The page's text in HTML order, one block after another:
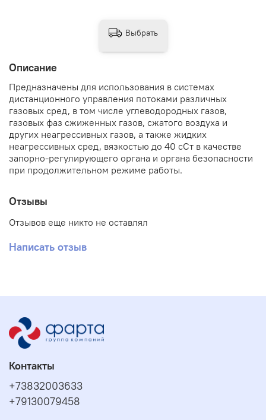
Описание
Предназначены для использования в системах
дистанционного управления потоками различных
газовых сред, в том числе углеводородных газов,
газовых фаз сжиженных газов, сжатого воздуха и
других неагрессивных газов, а также жидких
неагрессивных сред, вязкостью до 40 сСт в качестве
запорно-регулирующего органа и органа безопасности
при продолжительном режиме работы.
Отзывы
Отзывов еще никто не оставлял
Написать отзыв
Выбрать
Контакты
+73832003633
+79130079458